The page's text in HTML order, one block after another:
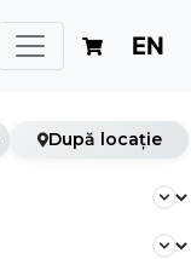
EN
După locație